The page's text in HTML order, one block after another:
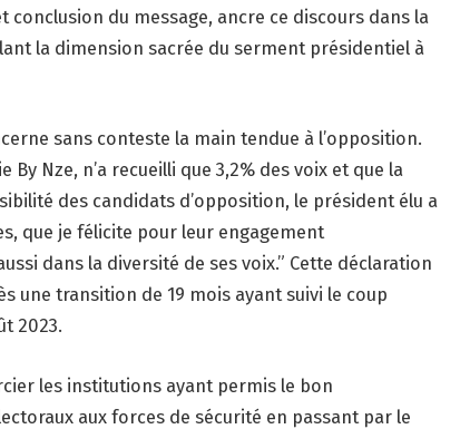
du message, ancre ce discours dans la
la dimension sacrée du serment présidentiel à
sans conteste la main tendue à l’opposition.
Nze, n’a recueilli que 3,2% des voix et que la
des candidats d’opposition, le président élu a
que je félicite pour leur engagement
dans la diversité de ses voix.” Cette déclaration
une transition de 19 mois ayant suivi le coup
2023.
les institutions ayant permis le bon
aux forces de sécurité en passant par le